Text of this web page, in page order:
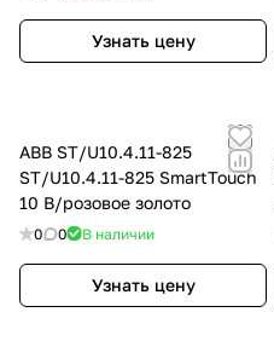
Узнать цену
ABB ST/U10.4.11-825
ST/U10.4.11-825 SmartTouch
10 B/розовое золото
0 0 В наличии
Узнать цену